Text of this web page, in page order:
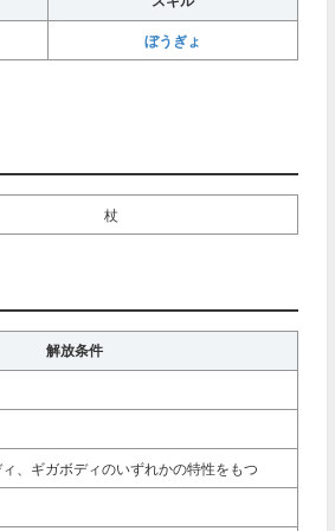
ぼうぎょ
杖
解放条件
、ギガボディのいずれかの特性をもつ